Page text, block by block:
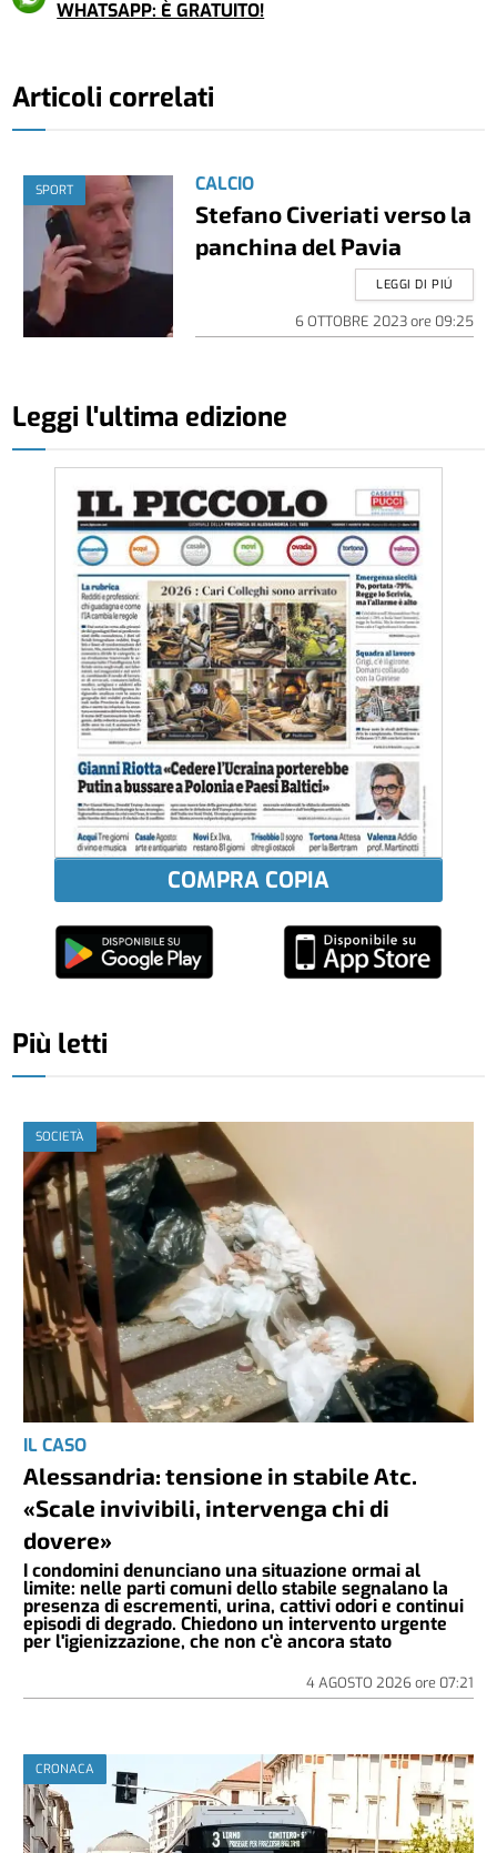
WHATSAPP: È GRATUITO!
Articoli correlati
SPORT CALCIO
Stefano Civeriati verso la
panchina del Pavia
6 OTTOBRE 2023ore 09:25
LEGGI DI PIÚ
Leggi l'ultima edizione
COMPRA COPIA
Più letti
SOCIETÀ
IL CASO
Alessandria: tensione in stabile Atc.
«Scale invivibili, intervenga chi di
dovere»
I condomini denunciano una situazione ormai al
limite: nelle parti comuni dello stabile segnalano la
presenza di escrementi, urina, cattivi odori e continui
episodi di degrado. Chiedono un intervento urgente
per l'igienizzazione, che non c'è ancora stato
4 AGOSTO 2026ore 07:21
CRONACA